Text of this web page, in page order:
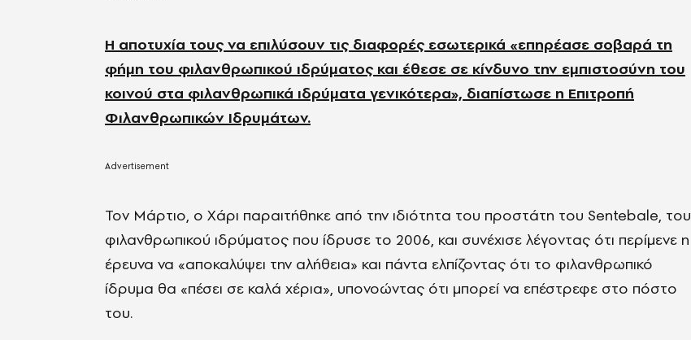
Η αποτυχία τους να επιλύσουν τις διαφορές εσωτερικά «επηρέασε σοβαρά τη
φήμη του φιλανθρωπικού ιδρύματος και έθεσε σε κίνδυνο την εμπιστοσύνη του
κοινού στα φιλανθρωπικά ιδρύματα γενικότερα», διαπίστωσε η Επιτροπή
Φιλανθρωπικών Ιδρυμάτων.
Τον Μάρτιο, ο Χάρι παραιτήθηκε από την ιδιότητα του προστάτη του Sentebale, του
φιλανθρωπικού ιδρύματος που ίδρυσε το 2006, και συνέχισε λέγοντας ότι περίμενε η
έρευνα να «αποκαλύψει την αλήθεια» και πάντα ελπίζοντας ότι το φιλανθρωπικό
ίδρυμα θα «πέσει σε καλά χέρια», υπονοώντας ότι μπορεί να επέστρεφε στο πόστο
του.